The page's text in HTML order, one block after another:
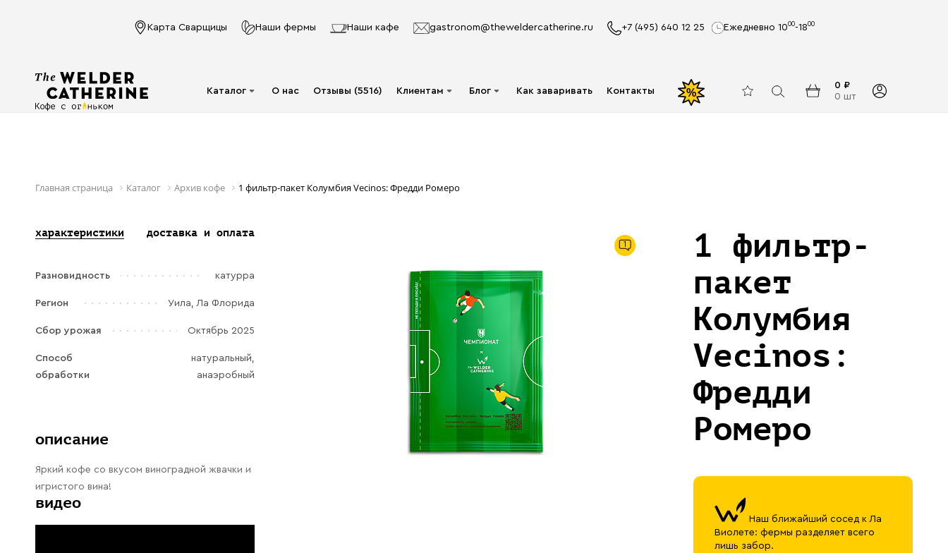
Карта Сварщицы Наши фермы Наши кафе gastronom@theweldercatherine.ru +7 (495) 640 12 25 Ежедневно 1000-1800
Каталог
Для фильтра
Аксессуары
пакете
Напитки в банках
Галараствор
Экстракт кофе
О нас Отзывы (5516) Клиентам Блог
Статьи
Как заваривать Контакты %
0 ₽
0 шт
Главная страница Каталог Архив кофе 1 фильтр-пакет Колумбия Vecinos: Фредди Ромеро
характеристики доставка и оплата
Разновидность катурра
Регион Уила, Ла Флорида
Сбор урожая Октябрь 2025
Способ
обработки
натуральный,
анаэробный
описание
Яркий кофе со вкусом виноградной жвачки и
игристого вина!
видео
1
1 фильтр-
пакет
Колумбия
Vecinos:
Фредди
Ромеро
Наш ближайший сосед к Ла
Виолете: фермы разделяет всего
лишь забор.